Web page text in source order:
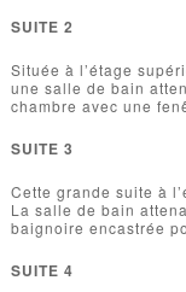
SUITE 2
Située à l’étage
une salle de bain
chambre avec une
SUITE 3
Cette grande suite à
La salle de bain
baignoire encastrée
SUITE 4